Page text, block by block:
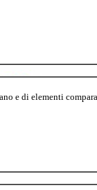
e di elementi